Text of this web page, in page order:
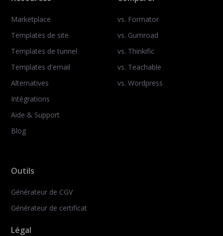
Marketplace
Templates de site
Templates de tunnel
Templates d'email
Alternatives
Intégrations
Aide & Support
Blog
vs. Formator
vs. Gumroad
vs. Thinkific
vs. Teachable
vs. Wordpress
Outils
Générateur de CGV
Générateur de certificat
Légal